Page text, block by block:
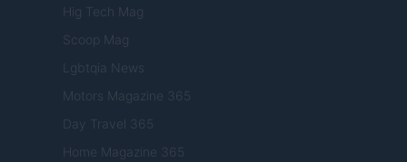
Hig Tech Mag
Scoop Mag
Lgbtqia News
Motors Magazine 365
Day Travel 365
Home Magazine 365